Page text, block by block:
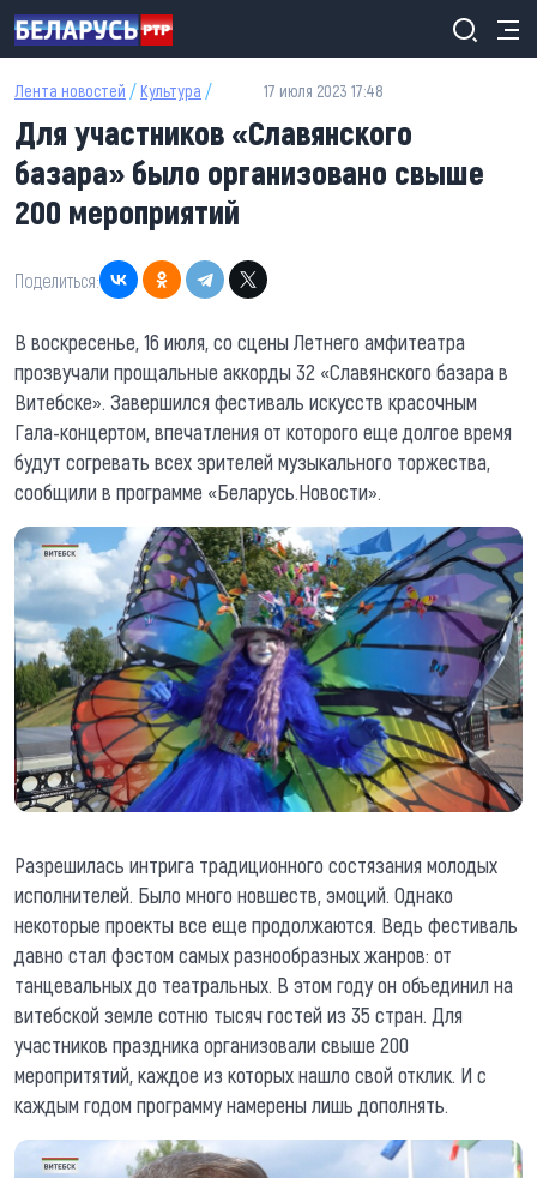
Перейти к основному содержанию
Лента новостей / Культура / 17 июля 2023 17:48
Для участников «Славянского
базара» было организовано свыше
200 мероприятий
Поделиться:
В воскресенье, 16 июля, со сцены Летнего амфитеатра
прозвучали прощальные аккорды 32 «Славянского базара в
Витебске». Завершился фестиваль искусств красочным
Гала-концертом, впечатления от которого еще долгое время
будут согревать всех зрителей музыкального торжества,
сообщили в программе «Беларусь.Новости».
Разрешилась интрига традиционного состязания молодых
исполнителей. Было много новшеств, эмоций. Однако
некоторые проекты все еще продолжаются. Ведь фестиваль
давно стал фэстом самых разнообразных жанров: от
танцевальных до театральных. В этом году он объединил на
витебской земле сотню тысяч гостей из 35 стран. Для
участников праздника организовали свыше 200
меропритятий, каждое из которых нашло свой отклик. И с
каждым годом программу намерены лишь дополнять.